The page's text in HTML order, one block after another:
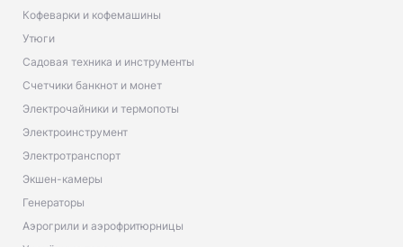
Кофеварки и кофемашины
Утюги
Садовая техника и инструменты
Счетчики банкнот и монет
Электрочайники и термопоты
Электроинструмент
Электротранспорт
Экшен-камеры
Генераторы
Аэрогрили и аэрофритюрницы